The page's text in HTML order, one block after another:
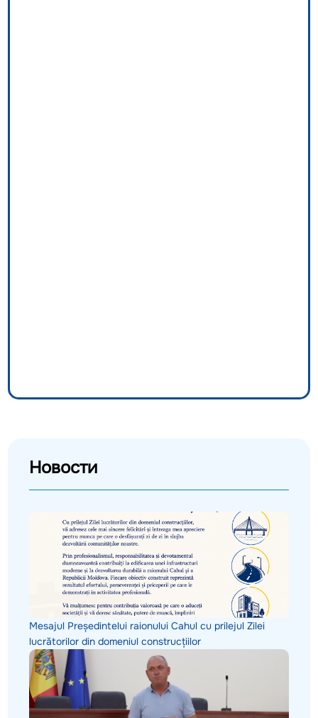
Новости
Mesajul Președintelui raionului Cahul cu prilejul Zilei
lucrătorilor din domeniul construcțiilor